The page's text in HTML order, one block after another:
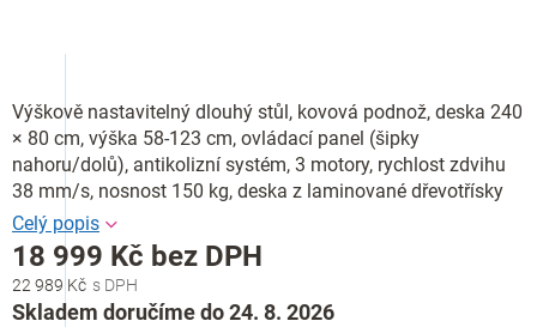
22 989 Kč
18 999 Kč bez DPH
Měrná
cena:
Skladem doručíme do 24. 8. 2026
Výškově nastavitelný dlouhý stůl, kovová podnož, deska 240
× 80 cm, výška 58-123 cm, ovládací panel (šipky
nahoru/dolů), antikolizní systém, 3 motory, rychlost zdvihu
38 mm/s, nosnost 150 kg, deska z laminované dřevotřísky